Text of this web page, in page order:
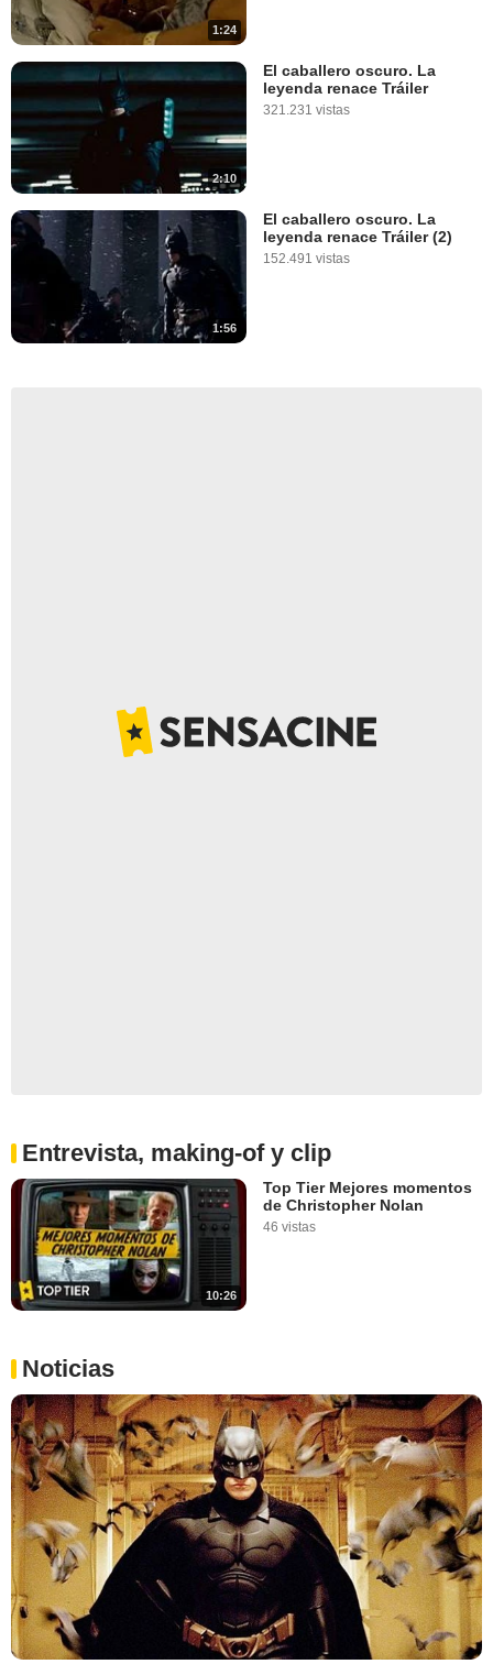
1:24
2:10
El caballero oscuro. La
leyenda renace Tráiler
321.231 vistas
1:56
El caballero oscuro. La
leyenda renace Tráiler (2)
152.491 vistas
Entrevista, making-of y clip
10:26
Top Tier Mejores momentos
de Christopher Nolan
46 vistas
Noticias